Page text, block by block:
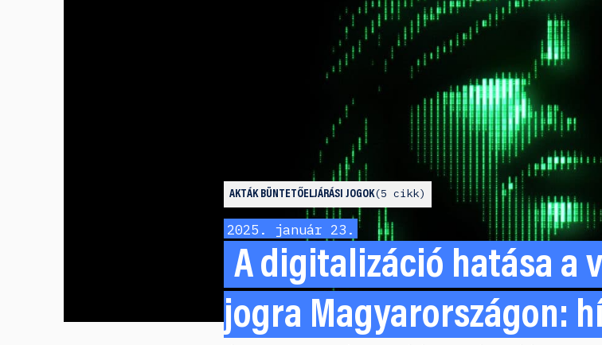
AKTÁK BÜNTETŐELJÁRÁSI JOGOK 5 cikk
2025. január 23.
A digitalizáció hatása a
jogra Magyarországon: